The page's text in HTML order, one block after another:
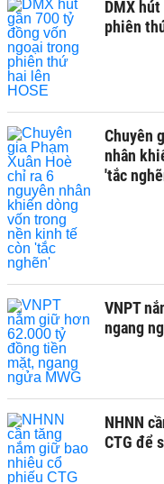
DMX
phiên
Chuyên
nhân
'tắc
VNPT
ngang
NHNN
CTG để